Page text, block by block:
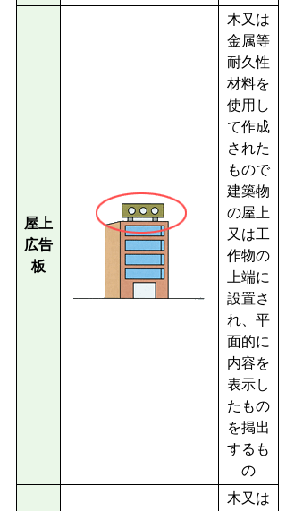
屋上
広告
板
木又は
金属等
耐久性
材料を
使用し
て作成
された
もので
建築物
の屋上
又は工
作物の
上端に
設置さ
れ、平
面的に
内容を
表示し
たもの
を掲出
するも
の
木又は